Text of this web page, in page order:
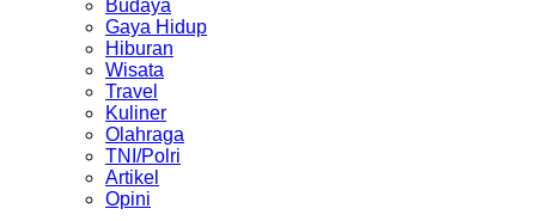
Budaya
Gaya Hidup
Hiburan
Wisata
Travel
Kuliner
Olahraga
TNI/Polri
Artikel
Opini